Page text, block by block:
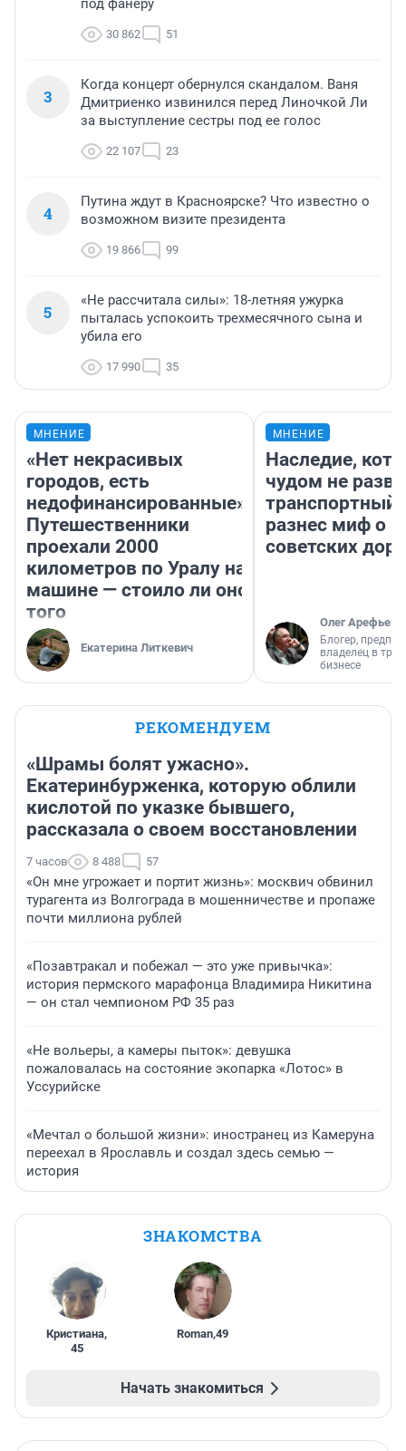
под фанеру
30 862 51
3
Когда концерт обернулся скандалом. Ваня
Дмитриенко извинился перед Линочкой Ли
за выступление сестры под ее голос
22 107 23
4
Путина ждут в Красноярске? Что известно о
возможном визите президента
19 866 99
5
«Не рассчитала силы»: 18-летняя ужурка
пыталась успокоить трехмесячного сына и
убила его
17 990 35
МНЕНИЕ
«Нет некрасивых
городов, есть
недофинансированные».
Путешественники
проехали 2000
километров по Уралу на
машине — стоило ли оно
того
Екатерина Литкевич
МНЕНИЕ
Наследие,
чудом не
транспортный
разнес миф о
советских
Олег Арефьев
Блогер,
владелец в
бизнесе
РЕКОМЕНДУЕМ
«Шрамы болят ужасно».
Екатеринбурженка, которую облили
кислотой по указке бывшего,
рассказала о своем восстановлении
7 часов 8 488 57
«Он мне угрожает и портит жизнь»: москвич обвинил
турагента из Волгограда в мошенничестве и пропаже
почти миллиона рублей
«Позавтракал и побежал — это уже привычка»:
история пермского марафонца Владимира Никитина
— он стал чемпионом РФ 35 раз
«Не вольеры, а камеры пыток»: девушка
пожаловалась на состояние экопарка «Лотос» в
Уссурийске
«Мечтал о большой жизни»: иностранец из Камеруна
переехал в Ярославль и создал здесь семью —
история
ЗНАКОМСТВА
Кристиана,
45
Roman,49
Начать знакомиться